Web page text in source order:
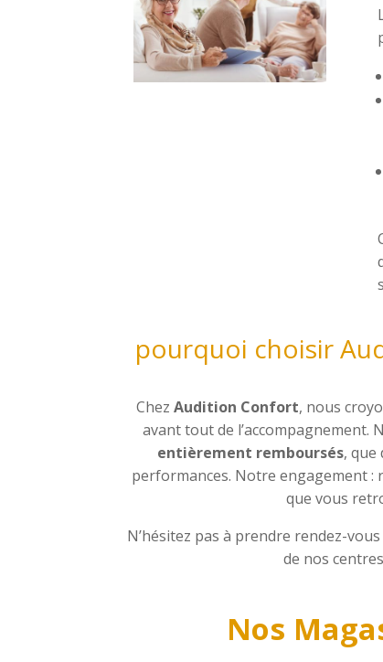
pourquoi choisir
ChezAudition Confort, nous
avant tout de l’accompagnement.
entièrement remboursés, que
performances. Notre engagement
que vous
N’hésitez pas à prendre rendez-
de nos
Nos